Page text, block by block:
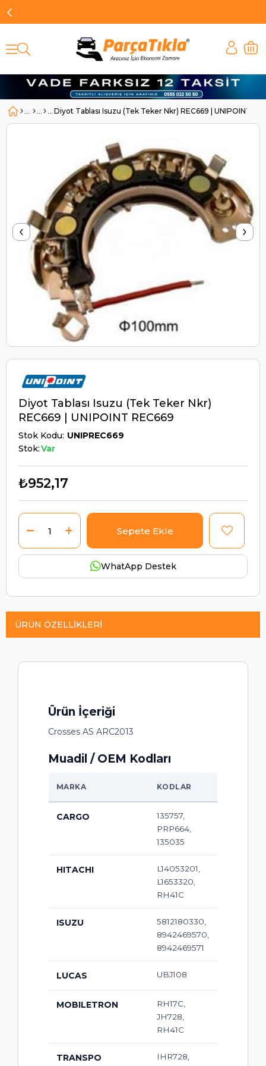
Diyot Tablası Isuzu (Tek Teker Nkr) REC669 | UNIPOINT
‹ ›
Diyot Tablası Isuzu (Tek Teker Nkr)
REC669 | UNIPOINT REC669
Stok Kodu UNIPREC669
Stok:Var
₺952,17
WhatApp Destek
ÜRÜN ÖZELLIKLERI
Ürün İçeriği
Crosses AS ARC2013
Muadil / OEM Kodları
MARKA KODLAR
CARGO
135757,
PRP664,
135035
HITACHI
L14053201,
L1653320,
RH41C
ISUZU
5812180330,
8942469570,
8942469571
LUCAS UBJ108
MOBILETRON
RH17C,
JH728,
RH41C
TRANSPO
IHR728,